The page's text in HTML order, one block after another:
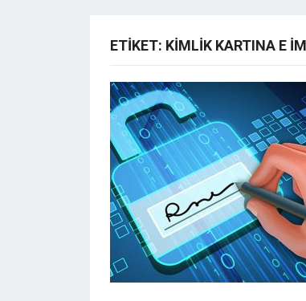
ETIKET: KIMLIK KARTINA E